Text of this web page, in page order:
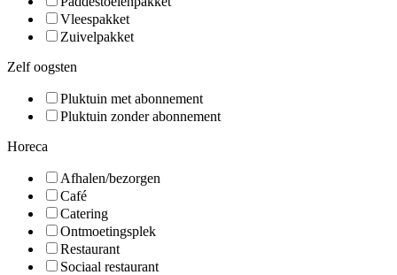
Vleespakket
Zuivelpakket
Zelf oogsten
Pluktuin met abonnement
Pluktuin zonder abonnement
Horeca
Afhalen/bezorgen
Café
Catering
Ontmoetingsplek
Restaurant
Sociaal restaurant